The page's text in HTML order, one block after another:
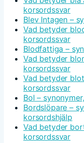
korsordssvar
Blev Intagen –
Vad betyder
korsordssvar
Blodfattiga –
Vad betyder
korsordssvar
Vad betyder
korsordssvar
Bol –
Bordslöpare –
korsordshjälp
Vad betyder
korsordssvar